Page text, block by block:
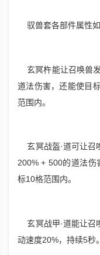
驭兽套各部件属性如
玄冥杵能让召唤兽
道法伤害，还能使目
范围内。
玄冥战盔·道可让召
200% + 500的道法伤
标10格范围内。
玄冥战甲·道能让召
动速度20%，持续5秒。